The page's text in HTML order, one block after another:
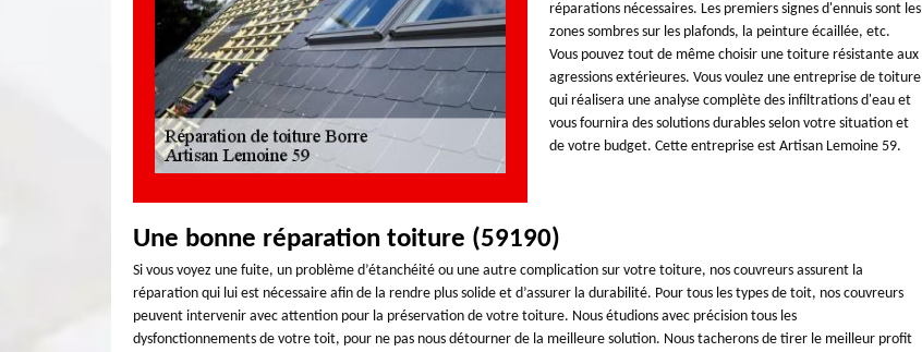
réparations nécessaires. Les premiers signes d'ennuis sont les
zones sombres sur les plafonds, la peinture écaillée, etc.
Vous pouvez tout de même choisir une toiture résistante aux
agressions extérieures. Vous voulez une entreprise de toiture
qui réalisera une analyse complète des infiltrations d'eau et
vous fournira des solutions durables selon votre situation et
de votre budget. Cette entreprise est Artisan Lemoine 59.
Une bonne réparation toiture (59190)
Si vous voyez une fuite, un problème d’étanchéité ou une autre complication sur votre toiture, nos couvreurs assurent la
réparation qui lui est nécessaire afin de la rendre plus solide et d’assurer la durabilité. Pour tous les types de toit, nos couvreurs
peuvent intervenir avec attention pour la préservation de votre toiture. Nous étudions avec précision tous les
dysfonctionnements de votre toit, pour ne pas nous détourner de la meilleure solution. Nous tacherons de tirer le meilleur profit